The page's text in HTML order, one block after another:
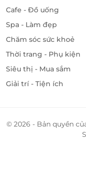
Cafe - Đồ uống
Spa - Làm đẹp
Chăm sóc sức khoẻ
Thời trang - Phụ kiện
Siêu thị - Mua sắm
Giải trí - Tiện ích
© 2026 - Bản quyền